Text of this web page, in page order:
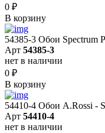
0 ₽
В корзину
54385-3 Обои Spectrum
Арт 54385-3
нет в наличии
0 ₽
В корзину
54410-4 Обои A.Rossi -
Арт 54410-4
нет в наличии